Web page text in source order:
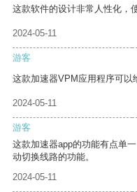
这款软件的设计非常人性化，
2024-05-11
游客
这款加速器VPM应用程序可以
2024-05-11
游客
这款加速器app的功能有点单
动切换线路的功能。
2024-05-11